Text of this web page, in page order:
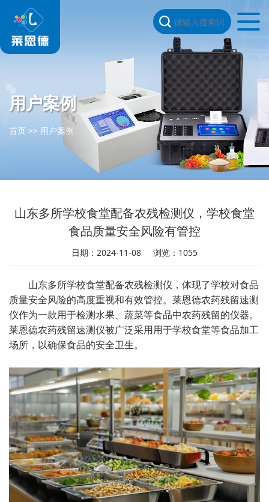
用户案例
首页 >> 用户案例
山东多所学校食堂配备农残检测仪，学校食堂
食品质量安全风险有管控
日期：2024-11-08 浏览：1055
山东多所学校食堂配备农残检测仪，体现了学校对食品
质量安全风险的高度重视和有效管控。莱恩德农药残留速测
仪作为一款用于检测水果、蔬菜等食品中农药残留的仪器。
莱恩德农药残留速测仪被广泛采用用于学校食堂等食品加工
场所，以确保食品的安全卫生。